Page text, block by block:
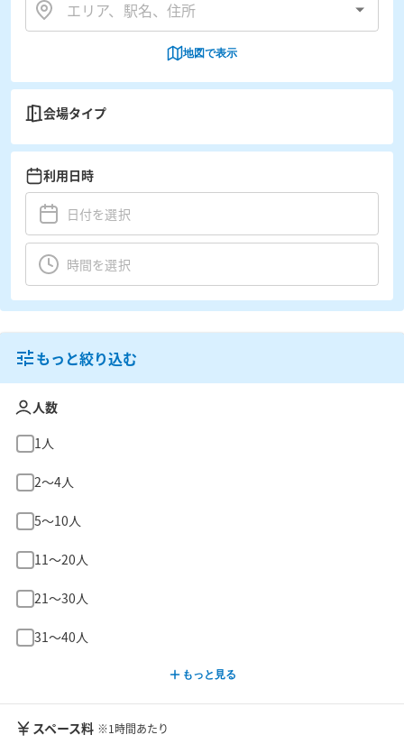
地図で表示
会場タイプ
利用日時
もっと絞り込む
人数
1人
2〜4人
5〜10人
11〜20人
21〜30人
31〜40人
もっと見る
スペース料 ※1時間あたり